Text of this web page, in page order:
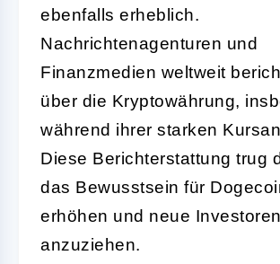
ebenfalls erheblich.
Nachrichtenagenturen und
Finanzmedien weltweit
über die Kryptowährung,
während ihrer starken
Diese Berichterstattung trug
das Bewusstsein für
erhöhen und neue Investoren
anzuziehen.